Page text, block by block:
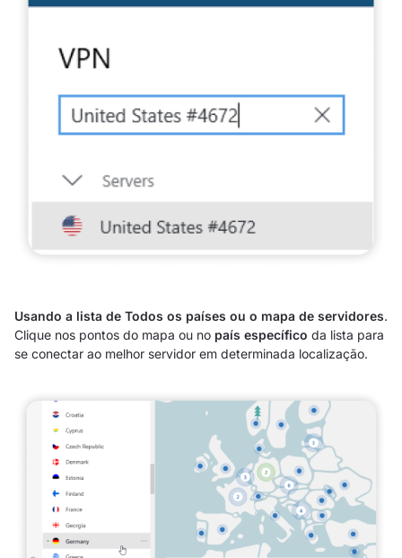
Usando a lista de Todos os países ou o mapa de servidores.
Clique nos pontos do mapa ou no país específico da lista para
se conectar ao melhor servidor em determinada localização.